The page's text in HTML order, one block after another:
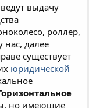
выдачу
роллер,
нас, далее
существует
юридической
но имеющие